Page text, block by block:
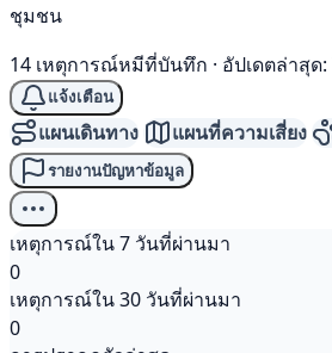
ชุมชน
14 เหตุการณ์หมีที่บันทึก · อัปเดตล่าสุด
แจ้งเตือน
แผนเดินทาง แผนที่ความเสี่ยง
รายงานปัญหาข้อมูล
เหตุการณ์ใน 7 วันที่ผ่านมา
0
เหตุการณ์ใน 30 วันที่ผ่านมา
0